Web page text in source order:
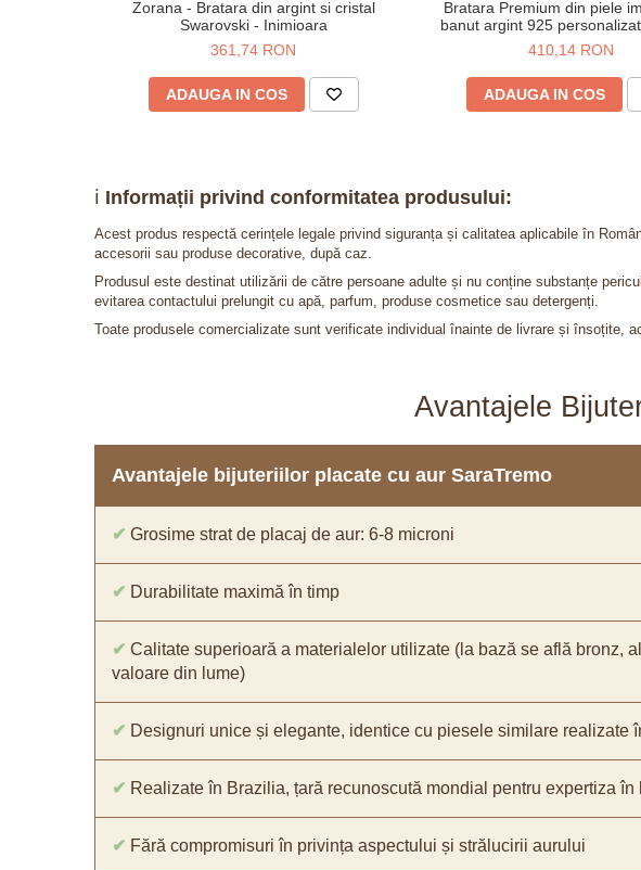
Zorana - Bratara din argint si cristal
Swarovski - Inimioara
361,74 RON
ADAUGA IN COS
Bratara Premium din piele
banut argint 925
Berbec
410,14 RON
ADAUGA IN COS
ℹ️ Informații privind conformitatea produsului:
Acest produs respectă cerințele legale privind siguranța și calitatea aplicabile în
accesorii sau produse decorative, după caz.
Produsul este destinat utilizării de către persoane adulte și nu conține substanțe
evitarea contactului prelungit cu apă, parfum, produse cosmetice sau detergenți.
Toate produsele comercializate sunt verificate individual înainte de livrare și
Avantajele
Avantajele bijuteriilor placate cu aur SaraTremo
✔ Grosime strat de placaj de aur: 6-8 microni
✔ Durabilitate maximă în timp
✔ Calitate superioară a materialelor utilizate (la bază se află bronz,
valoare din lume)
✔ Designuri unice și elegante, identice cu piesele similare realizate
✔ Realizate în Brazilia, țară recunoscută mondial pentru expertiza
✔ Fără compromisuri în privința aspectului și strălucirii aurului